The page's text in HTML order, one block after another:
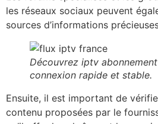
les réseaux sociaux peuvent
sources d’informations
Découvrez iptv
connexion rapide et stable.
Ensuite, il est important de
contenu proposées par le